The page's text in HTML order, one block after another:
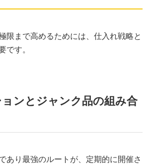
限まで高めるためには、仕入れ戦略と
です。
ンとジャンク品の組み合
あり最強のルートが、定期的に開催さ